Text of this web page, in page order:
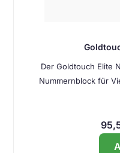
Der Goldtouch Elite
Nummernblock für